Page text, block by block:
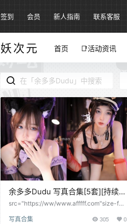
签到 会员 新人指南 联系客服
妖次元 首页 📑活动资讯
余多多Dudu 写真合集[5套][持续更
新]
src="https://ww/www.afffff.com"size-ful
age s多Dudu NO.003 lock-image sizeass
写真合集 305 0